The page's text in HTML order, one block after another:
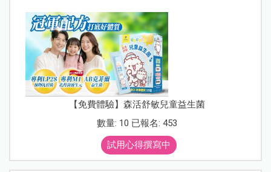
【免費體驗】森活舒敏兒童益生菌
數量: 10 已報名: 453
試用心得撰寫中